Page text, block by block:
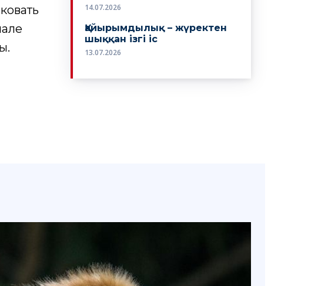
14.07.2026
Қайырымдылық – жүректен
шыққан ізгі іс
13.07.2026